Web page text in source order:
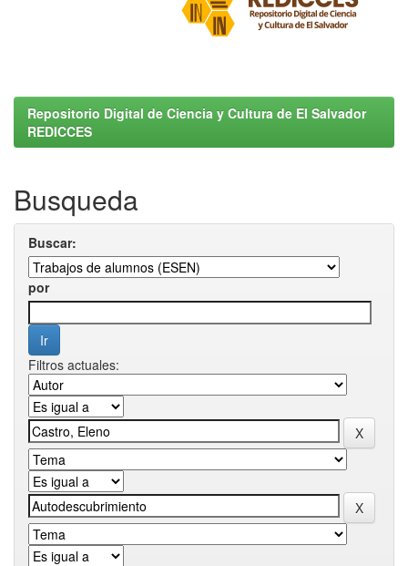
Repositorio Digital de Ciencia y Cultura de El Salvador
REDICCES
Busqueda
Buscar:
por
Filtros actuales: